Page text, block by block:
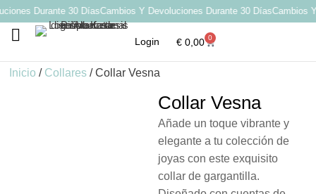
Durante 30 DíasCambios Y Devoluciones Durante 30 DíasCambios Y
Login €0,00 0
Inicio / Collares / Collar Vesna
Collar Vesna
Añade un toque vibrante y
elegante a tu colección de
joyas con este exquisito
collar de gargantilla.